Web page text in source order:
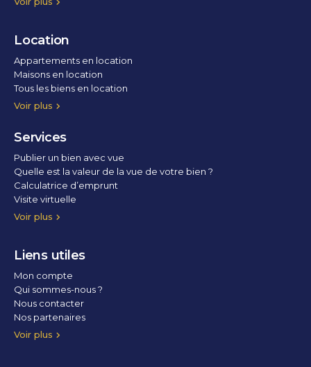
Location
Voir plus
Appartements en location
Maisons en location
Tous les biens en location
Services
Voir plus
Publier un bien avec vue
Quelle est la valeur de la vue de votre bien ?
Calculatrice d’emprunt
Visite virtuelle
Home staging
Liens utiles
Voir plus
Mon compte
Qui sommes-nous ?
Nous contacter
Nos partenaires
Conditions Générales d’Utilisation
Politique de confidentialité
Politique des cookies